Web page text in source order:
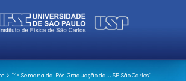
“1ª Semana da Pós-Graduação da USP São Carlos” -